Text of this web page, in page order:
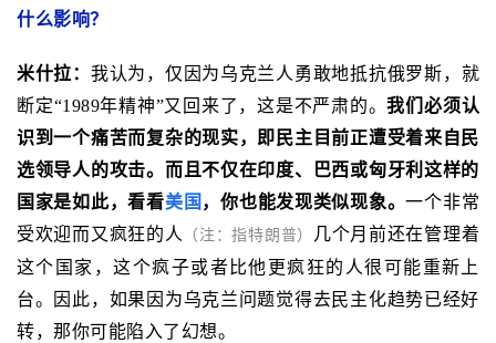
什么影响？
米什拉： 我认为，仅因为乌克兰人勇敢地抵抗俄罗斯，就
断定“1989年精神”又回来了，这是不严肃的。我们必须认
识到一个痛苦而复杂的现实，即民主目前正遭受着来自民
选领导人的攻击。而且不仅在印度、巴西或匈牙利这样的
国家是如此，看看美国 ，你也能发现类似现象。一个非常
受欢迎而又疯狂的人
（注：指特朗普）
几个月前还在管理着
这个国家，这个疯子或者比他更疯狂的人很可能重新上
台。因此，如果因为乌克兰问题觉得去民主化趋势已经好
转，那你可能陷入了幻想。